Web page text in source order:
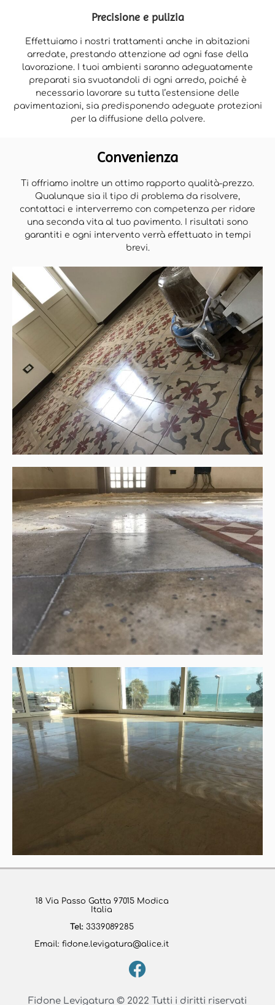
Precisione e pulizia
Effettuiamo i nostri trattamenti anche in abitazioni
arredate, prestando attenzione ad ogni fase della
lavorazione. I tuoi ambienti saranno adeguatamente
preparati sia svuotandoli di ogni arredo, poiché è
necessario lavorare su tutta l’estensione delle
pavimentazioni, sia predisponendo adeguate protezioni
per la diffusione della polvere.
Convenienza
Ti offriamo inoltre un ottimo rapporto qualità-prezzo.
Qualunque sia il tipo di problema da risolvere,
contattaci e interverremo con competenza per ridare
una seconda vita al tuo pavimento. I risultati sono
garantiti e ogni intervento verrà effettuato in tempi
brevi.
18 Via Passo Gatta 97015 Modica
Italia
Tel: 3339089285
Email:fidone.levigatura@alice.it
Fidone Levigatura © 2022 Tutti i diritti riservati